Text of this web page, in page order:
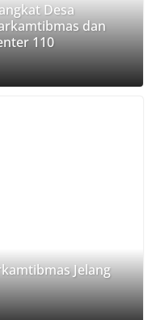
Desa
dan
110
Jelang